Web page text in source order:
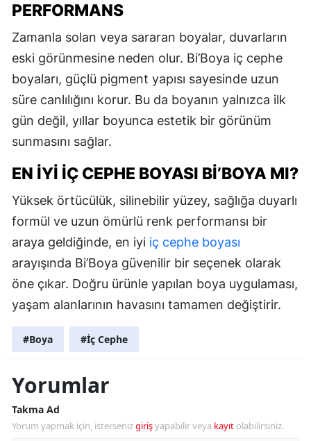
PERFORMANS
Zamanla solan veya sararan boyalar, duvarların
eski görünmesine neden olur. Bi’Boya iç cephe
boyaları, güçlü pigment yapısı sayesinde uzun
süre canlılığını korur. Bu da boyanın yalnızca ilk
gün değil, yıllar boyunca estetik bir görünüm
sunmasını sağlar.
EN İYI İÇ CEPHE BOYASI BI’BOYA MI?
Yüksek örtücülük, silinebilir yüzey, sağlığa duyarlı
formül ve uzun ömürlü renk performansı bir
araya geldiğinde, en iyi iç cephe boyası
arayışında Bi’Boya güvenilir bir seçenek olarak
öne çıkar. Doğru ürünle yapılan boya uygulaması,
yaşam alanlarının havasını tamamen değiştirir.
#Boya #İç Cephe
Yorumlar
Takma Ad
Yorum yapmak için, istersenizgirişyapabilir veya kayıt olabilirsiniz.